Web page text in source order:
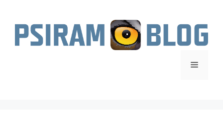
springen
Menü